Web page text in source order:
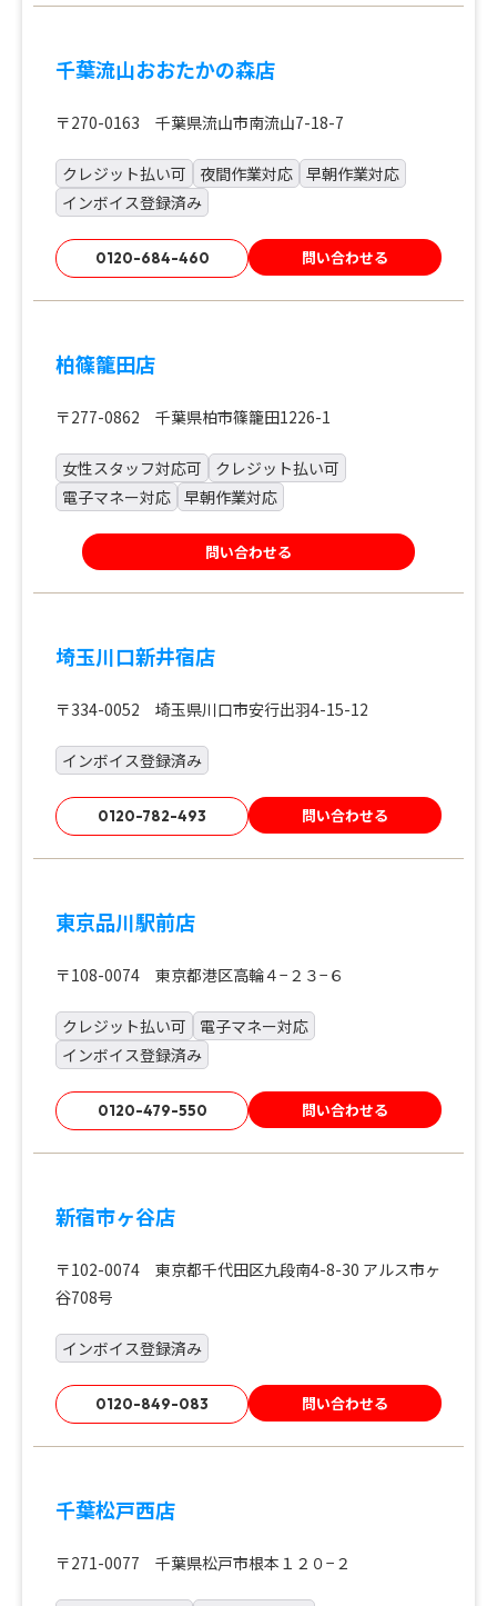
千葉流山おおたかの森店
〒270-0163 千葉県流山市南流山7-18-7
クレジット払い可 夜間作業対応 早朝作業対応
インボイス登録済み
0120-684-460 問い合わせる
柏篠籠田店
〒277-0862 千葉県柏市篠籠田1226-1
女性スタッフ対応可
クレジット払い可
電子マネー対応 早朝作業対応
問い合わせる
埼玉川口新井宿店
〒334-0052 埼玉県川口市安行出羽4-15-12
インボイス登録済み
0120-782-493 問い合わせる
東京品川駅前店
〒108-0074 東京都港区高輪４−２３−６
クレジット払い可
電子マネー対応
インボイス登録済み
0120-479-550 問い合わせる
新宿市ヶ谷店
〒102-0074 東京都千代田区九段南4-8-30 アルス市ヶ
谷708号
インボイス登録済み
0120-849-083 問い合わせる
千葉松戸西店
〒271-0077 千葉県松戸市根本１２０−２